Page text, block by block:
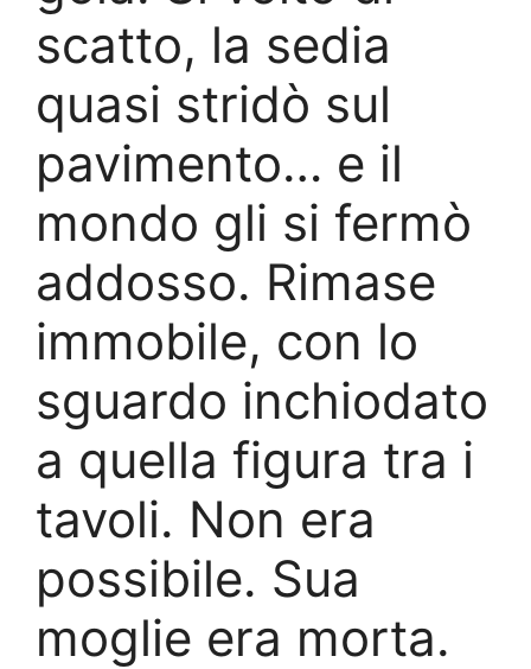
scatto, la sedia
quasi stridò sul
pavimento… e il
mondo gli si fermò
addosso. Rimase
immobile, con lo
sguardo inchiodato
a quella figura tra i
tavoli. Non era
possibile. Sua
moglie era morta.